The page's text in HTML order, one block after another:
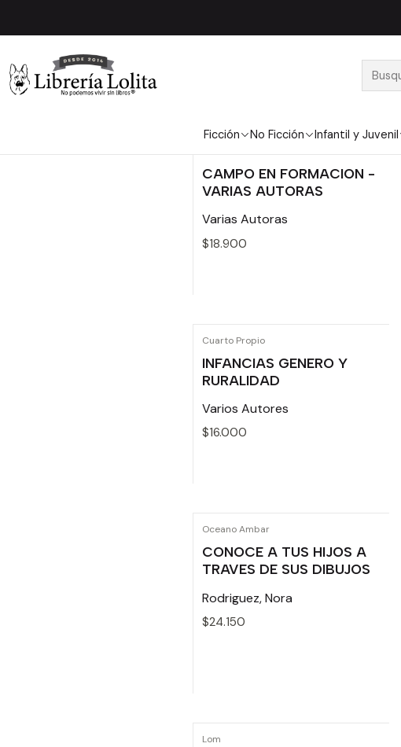
Ficción No Ficción Infantil y Juvenil
CAMPO EN FORMACION -
VARIAS AUTORAS
Varias Autoras
$18.900
Cuarto Propio
INFANCIAS GENERO Y
RURALIDAD
Varios Autores
$16.000
Oceano Ambar
CONOCE A TUS HIJOS A
TRAVES DE SUS DIBUJOS
Rodriguez, Nora
$24.150
Lom